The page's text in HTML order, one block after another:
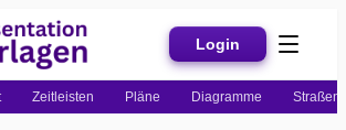
Login
Zeitleisten Pläne Diagramme